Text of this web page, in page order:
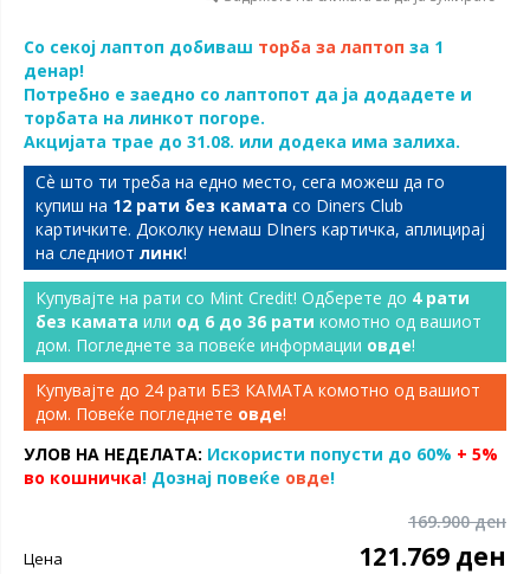
Со секој лаптоп добиваш торба за лаптоп за 1
денар!
Потребно е заедно со лаптопот да ја додадете и
торбата на линкот погоре.
Акцијата трае до 31.08. или додека има залиха.
Сѐ што ти треба на едно место, сега можеш да го
купиш на 12 рати без камата со Diners Club
картичките. Доколку немаш DIners картичка, аплицирај
на следниот линк!
Купувајте на рати со Mint Credit! Одберете до 4 рати
без камата или од 6 до 36 рати комотно од вашиот
дом. Погледнете за повеќе информации овде!
Купувајте до 24 рати БЕЗ КАМАТА комотно од вашиот
дом. Повеќе погледнете овде!
УЛОВ НА НЕДЕЛАТА: Искористи попусти до 60% + 5%
во кошничка! Дознај повеќе овде!
169.900 ден
Цена 121.769 ден